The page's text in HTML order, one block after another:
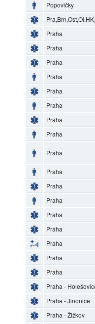
Popovičky
Praha
Praha
Praha
Praha
Praha
Praha
Praha
Praha
Praha
Praha
Praha
Praha
Praha
Praha
Praha
Praha
Praha
Praha -
Praha - Jinonice
Praha - Žižkov